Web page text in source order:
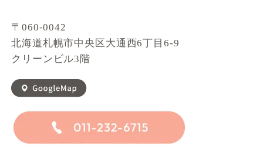
〒060-0042
北海道札幌市中央区大通西6丁目6-9
クリーンビル3階